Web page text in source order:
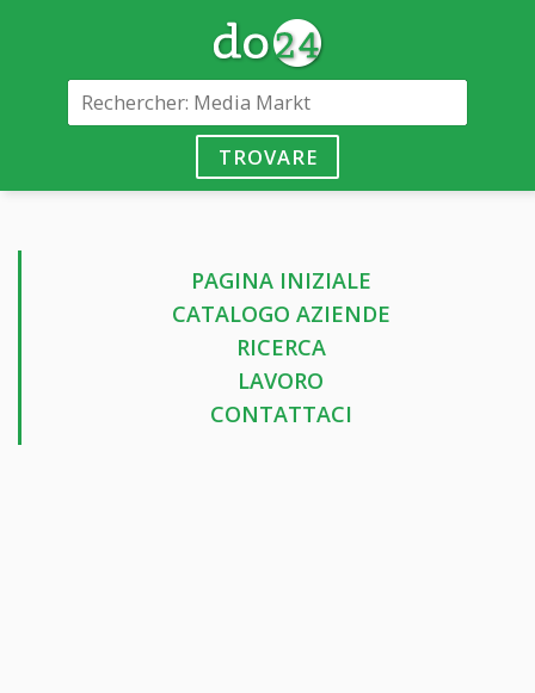
TROVARE
PAGINA INIZIALE
CATALOGO AZIENDE
RICERCA
LAVORO
CONTATTACI